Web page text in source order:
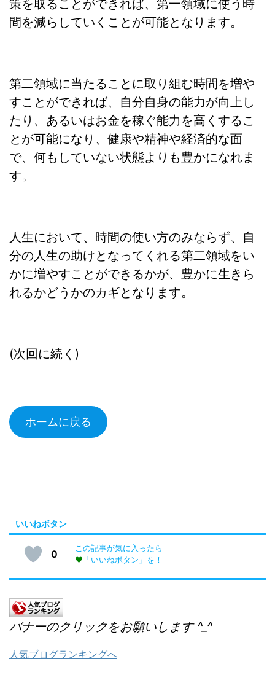
策を取ることができれば、第一領域に使う時
間を減らしていくことが可能となります。
第二領域に当たることに取り組む時間を増や
すことができれば、自分自身の能力が向上し
たり、あるいはお金を稼ぐ能力を高くするこ
とが可能になり、健康や精神や経済的な面
で、何もしていない状態よりも豊かになれま
す。
人生において、時間の使い方のみならず、自
分の人生の助けとなってくれる第二領域をい
かに増やすことができるかが、豊かに生きら
れるかどうかのカギとなります。
(次回に続く)
ホームに戻る
いいねボタン
0
この記事が気に入ったら
♥ 「いいねボタン」を！
バナーのクリックをお願いします ^_^
人気ブログランキングへ